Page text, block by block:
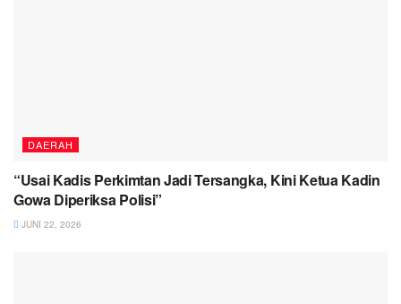
DAERAH
“Usai Kadis Perkimtan Jadi Tersangka, Kini Ketua Kadin
Gowa Diperiksa Polisi”
JUNI 22, 2026